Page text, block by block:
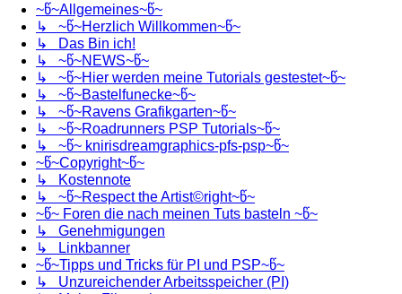
~წ~Allgemeines~წ~
↳ ~წ~Herzlich Willkommen~წ~
↳ Das Bin ich!
↳ ~წ~NEWS~წ~
↳ ~წ~Hier werden meine Tutorials gestestet~წ~
↳ ~წ~Bastelfunecke~წ~
↳ ~წ~Ravens Grafikgarten~წ~
↳ ~წ~Roadrunners PSP Tutorials~წ~
↳ ~წ~ knirisdreamgraphics-pfs-psp~წ~
~წ~Copyright~წ~
↳ Kostennote
↳ ~წ~Respect the Artist©right~წ~
~წ~ Foren die nach meinen Tuts basteln ~წ~
↳ Genehmigungen
↳ Linkbanner
~წ~Tipps und Tricks für PI und PSP~წ~
↳ Unzureichender Arbeitsspeicher (PI)